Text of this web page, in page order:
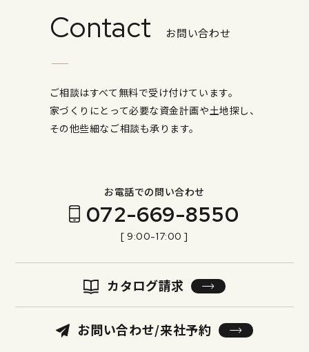
Contact お問い合わせ
ご相談はすべて無料で受け付けています。
家づくりにとって必要な資金計画や土地探し、
その他些細なご相談も承ります。
お電話での問い合わせ
072-669-8550
[ 9:00-17:00 ]
カタログ請求
お問い合わせ/来社予約